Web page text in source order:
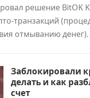
решение BitOK
транзакций
отмыванию
Заблокировали
делать и как
счет